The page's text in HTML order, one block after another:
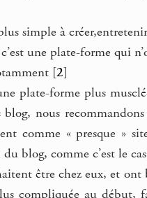
simple à
une plate-forme qui
[2]
plate-forme plus
blog, nous
comme « presque »
blog, comme c’est le
être chez eux, et
compliquée au début,